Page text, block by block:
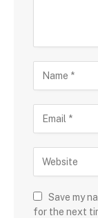
Save my
for the next